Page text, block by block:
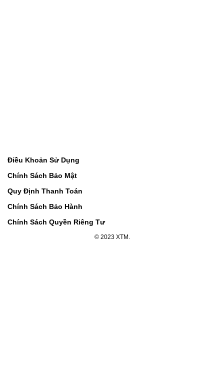
Điều Khoản Sử Dụng
Chính Sách Bảo Mật
Quy Định Thanh Toán
Chính Sách Bảo Hành
Chính Sách Quyền Riêng Tư
© 2023 XTM.